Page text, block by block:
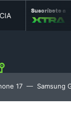
MOVILIDAD
Suscríbete a
17 Samsung